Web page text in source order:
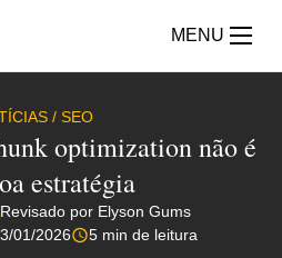
MENU
/ SEO
optimization não é
estratégia
Revisado por Elyson Gums
01/2026
5 min de leitura